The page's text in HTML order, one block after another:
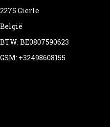
2275 Gierle
België
BTW: BE0807590623
GSM: +32498608155